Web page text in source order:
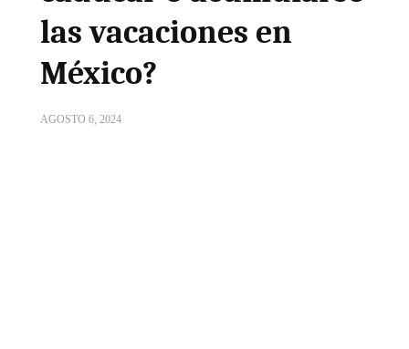
las vacaciones en
México?
AGOSTO 6, 2024